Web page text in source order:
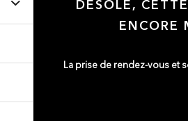
DÉSOLÉ,
ENCORE
La prise de rendez-vous et